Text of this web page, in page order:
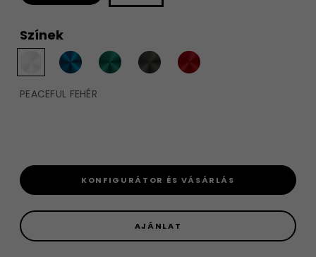
Színek
PEACEFUL FEHÉR
KONFIGURÁTOR ÉS VÁSÁRLÁS
AJÁNLAT